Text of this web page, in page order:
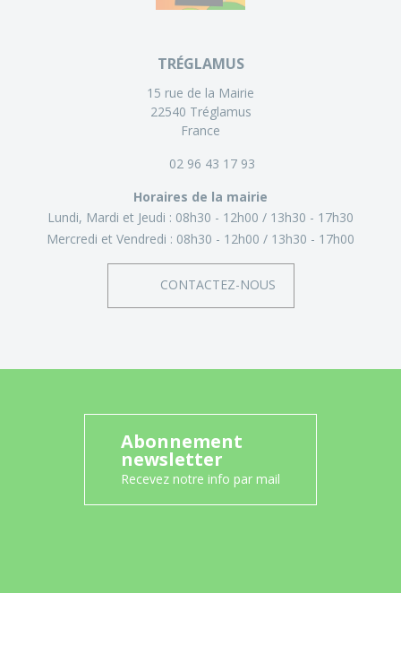
TRÉGLAMUS
15 rue de la Mairie
22540 Tréglamus
France
02 96 43 17 93
Horaires de la mairie
Lundi, Mardi et Jeudi : 08h30 - 12h00
13h30 - 17h30
Mercredi et Vendredi : 08h30 - 12h00 13h30 - 17h00
CONTACTEZ-NOUS
Abonnement
newsletter
Recevez notre info par mail